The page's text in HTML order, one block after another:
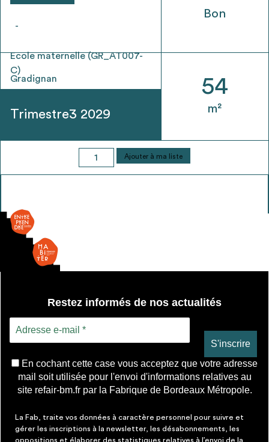
-
Ecole maternelle (GR_AT007-
C)
Gradignan
Trimestre3 2029
Bon
54
m²
quantité
de
Ajouter à ma liste
Restez informés de nos actualités
En cochant cette case vous acceptez que votre adresse
mail soit utilisée pour l'envoi d'informations relatives au
site refair-bm.fr par la Fabrique de Bordeaux Métropole.
La Fab, traite vos données à caractère personnel pour suivre et
gérer les inscriptions à la newsletter, les désabonnements, les
oppositions et élaborer des statistiques relatives à l’envoi de la